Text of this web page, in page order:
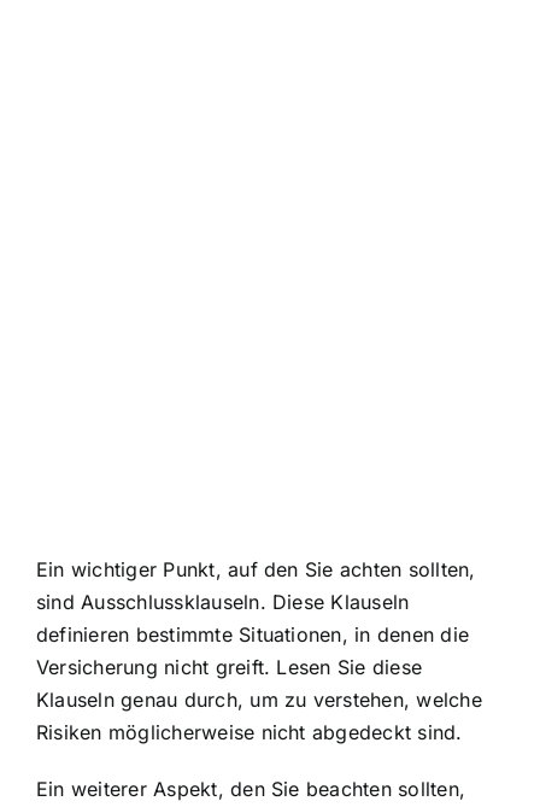
Ein wichtiger Punkt, auf den Sie achten sollten,
sind Ausschlussklauseln. Diese Klauseln
definieren bestimmte Situationen, in denen die
Versicherung nicht greift. Lesen Sie diese
Klauseln genau durch, um zu verstehen, welche
Risiken möglicherweise nicht abgedeckt sind.
Ein weiterer Aspekt, den Sie beachten sollten,